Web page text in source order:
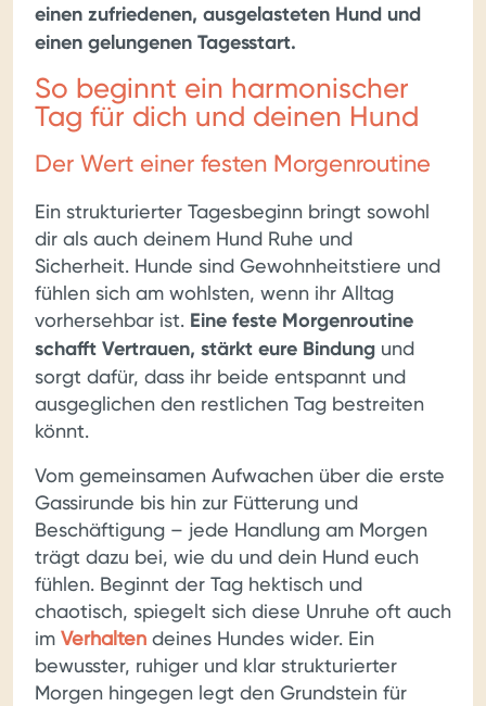
einen zufriedenen, ausgelasteten Hund und
einen gelungenen Tagesstart.
So beginnt ein harmonischer
Tag für dich und deinen Hund
Der Wert einer festen Morgenroutine
Ein strukturierter Tagesbeginn bringt sowohl
dir als auch deinem Hund Ruhe und
Sicherheit. Hunde sind Gewohnheitstiere und
fühlen sich am wohlsten, wenn ihr Alltag
vorhersehbar ist. Eine feste Morgenroutine
schafft Vertrauen, stärkt eure Bindung und
sorgt dafür, dass ihr beide entspannt und
ausgeglichen den restlichen Tag bestreiten
könnt.
Vom gemeinsamen Aufwachen über die erste
Gassirunde bis hin zur Fütterung und
Beschäftigung – jede Handlung am Morgen
trägt dazu bei, wie du und dein Hund euch
fühlen. Beginnt der Tag hektisch und
chaotisch, spiegelt sich diese Unruhe oft auch
im Verhalten deines Hundes wider. Ein
bewusster, ruhiger und klar strukturierter
Morgen hingegen legt den Grundstein für